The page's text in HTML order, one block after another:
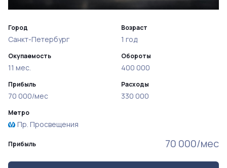
Прибыль 70 000/мес
Город
Санкт-Петербург
Окупаемость
11 мес.
Прибыль
70 000/мес
Возраст
1 год
Обороты
400 000
Расходы
330 000
Метро
Пр. Просвещения